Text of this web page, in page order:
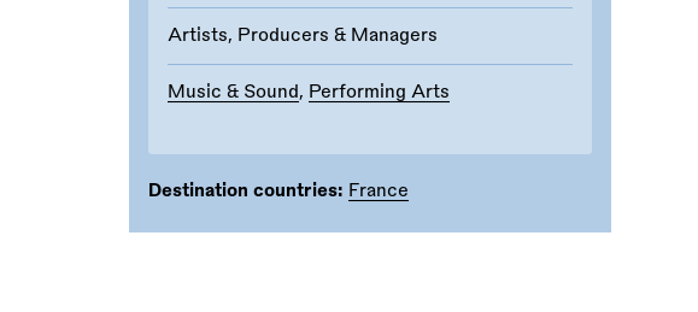
Artists, Producers & Managers
Music & Sound , Performing Arts
Destination countries: France